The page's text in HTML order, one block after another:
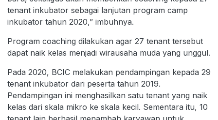
tenant inkubator sebagai lanjutan program camp
inkubator tahun 2020,” imbuhnya.
Program coaching dilakukan agar 27 tenant tersebut
dapat naik kelas menjadi wirausaha muda yang unggul.
Pada 2020, BCIC melakukan pendampingan kepada 29
tenant inkubator dari peserta tahun 2019.
Pendampingan ini menghasilkan satu tenant yang naik
kelas dari skala mikro ke skala kecil. Sementara itu, 10